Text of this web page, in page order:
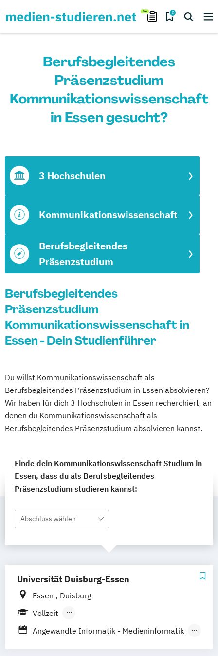
0
Berufsbegleitendes
Präsenzstudium
Kommunikationswissenschaft
in Essen gesucht?
Berufsbegleitendes
Präsenzstudium
Kommunikationswissenschaft
3 Hochschulen
Berufsbegleitendes
Präsenzstudium
Kommunikationswissenschaft in
Essen - Dein Studienführer
Du willst Kommunikationswissenschaft als
Berufsbegleitendes Präsenzstudium in Essen absolvieren?
Wir haben für dich 3 Hochschulen in Essen recherchiert, an
denen du Kommunikationswissenschaft als
Berufsbegleitendes Präsenzstudium absolvieren kannst.
Finde dein Kommunikationswissenschaft Studium in
Essen, dass du als Berufsbegleitendes
Präsenzstudium studieren kannst:
Abschluss wählen
Universität Duisburg-Essen
Essen
Duisburg
Vollzeit
Berufsbegleitendes Präsenzstudium
Angewandte Informatik - Medieninformatik